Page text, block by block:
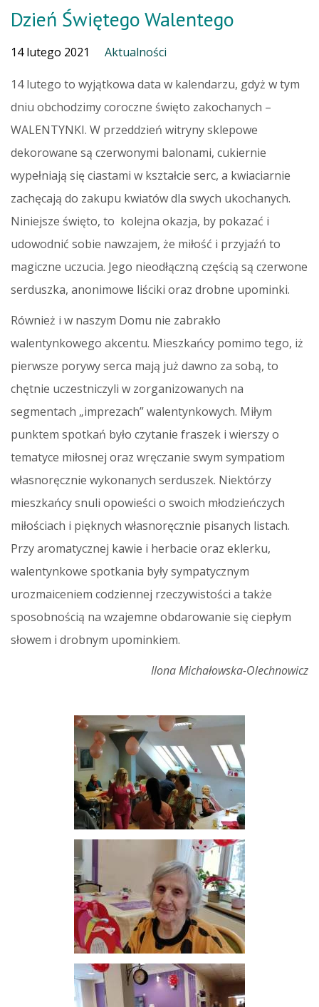
Dzień Świętego Walentego
14 lutego 2021 Aktualności
14 lutego to wyjątkowa data w kalendarzu, gdyż w tym
dniu obchodzimy coroczne święto zakochanych –
WALENTYNKI. W przeddzień witryny sklepowe
dekorowane są czerwonymi balonami, cukiernie
wypełniają się ciastami w kształcie serc, a kwiaciarnie
zachęcają do zakupu kwiatów dla swych ukochanych.
Niniejsze święto, to kolejna okazja, by pokazać i
udowodnić sobie nawzajem, że miłość i przyjaźń to
magiczne uczucia. Jego nieodłączną częścią są czerwone
serduszka, anonimowe liściki oraz drobne upominki.
Również i w naszym Domu nie zabrakło
walentynkowego akcentu. Mieszkańcy pomimo tego, iż
pierwsze porywy serca mają już dawno za sobą, to
chętnie uczestniczyli w zorganizowanych na
segmentach „imprezach” walentynkowych. Miłym
punktem spotkań było czytanie fraszek i wierszy o
tematyce miłosnej oraz wręczanie swym sympatiom
własnoręcznie wykonanych serduszek. Niektórzy
mieszkańcy snuli opowieści o swoich młodzieńczych
miłościach i pięknych własnoręcznie pisanych listach.
Przy aromatycznej kawie i herbacie oraz eklerku,
walentynkowe spotkania były sympatycznym
urozmaiceniem codziennej rzeczywistości a także
sposobnością na wzajemne obdarowanie się ciepłym
słowem i drobnym upominkiem.
Ilona Michałowska-Olechnowicz